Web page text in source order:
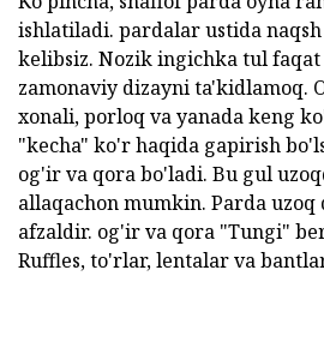
ishlatiladi. pardalar ustida
kelibsiz. Nozik ingichka tul faqat
zamonaviy dizayni ta'kidlamoq.
xonali, porloq va yanada keng
"kecha" ko'r haqida gapirish
og'ir va qora bo'ladi. Bu gul
allaqachon mumkin. Parda uzoq
afzaldir. og'ir va qora "Tungi"
Ruffles, to'rlar, lentalar va